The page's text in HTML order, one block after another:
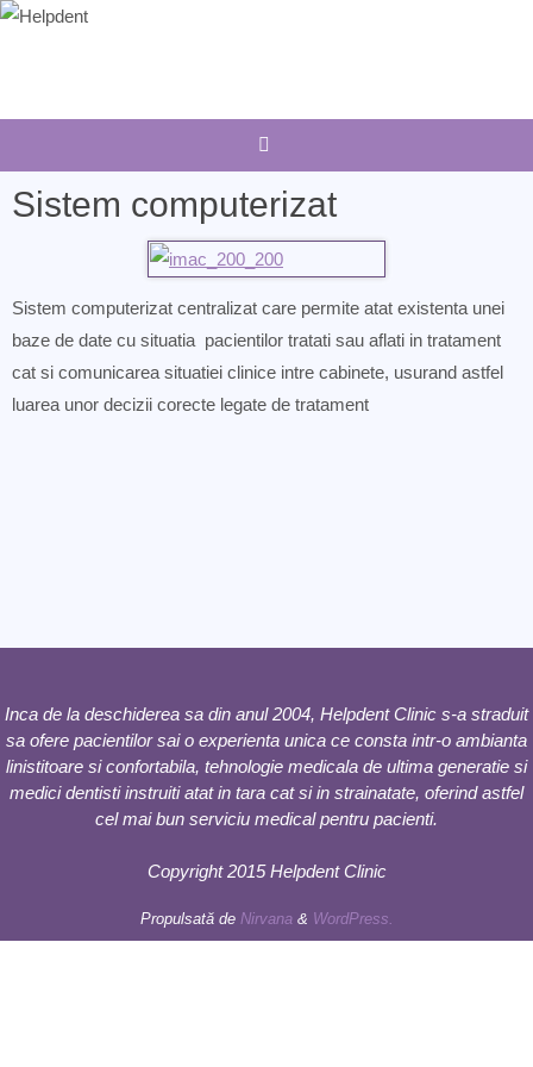
Sari
Sistem computerizat
Sistem computerizat centralizat care permite atat existenta unei
baze de date cu situatia pacientilor tratati sau aflati in tratament
cat si comunicarea situatiei clinice intre cabinete, usurand astfel
luarea unor decizii corecte legate de tratament
Inca de la deschiderea sa din anul 2004, Helpdent Clinic s-a straduit
sa ofere pacientilor sai o experienta unica ce consta intr-o ambianta
linistitoare si confortabila, tehnologie medicala de ultima generatie si
medici dentisti instruiti atat in tara cat si in strainatate, oferind astfel
cel mai bun serviciu medical pentru pacienti.
Copyright 2015 Helpdent Clinic
Propulsată de Nirvana& WordPress.